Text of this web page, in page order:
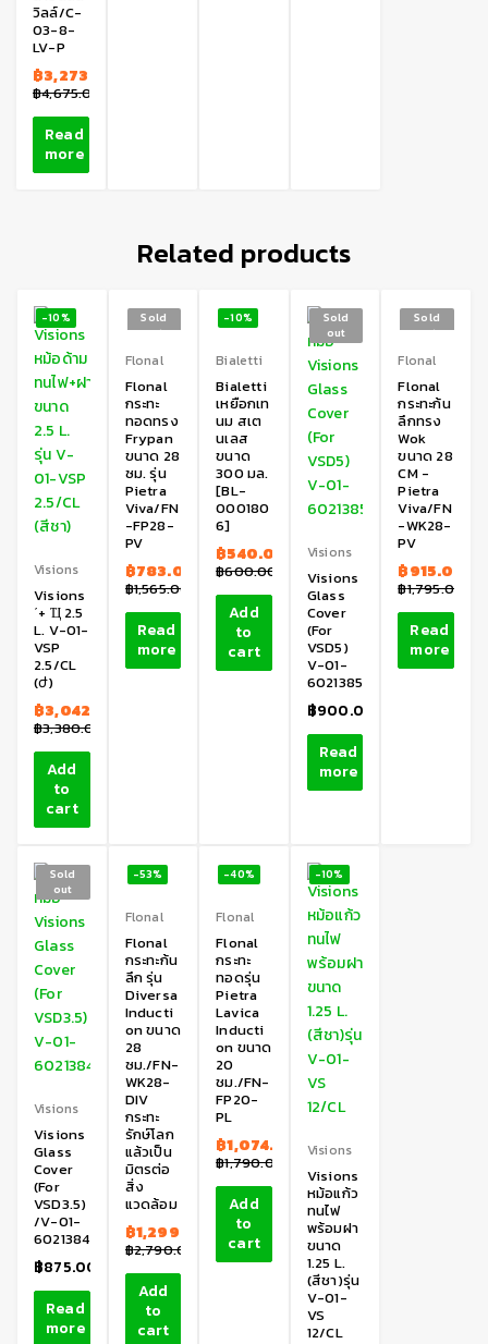
วิลล์/C-
03-8-
LV-P
฿4,675.00
฿3,273.00
Read
more
Related products
-10%
Visions
Visions
ʹ+ Ҵ 2.5
L. V-01-
VSP
2.5/CL
(ժ)
฿3,380.00
฿3,042.00
Add
to
cart
Sold
out
Flonal
Flonal
กระทะ
ทอดทรง
Frypan
ขนาด 28
ซม. รุ่น
Pietra
Viva/FN
-FP28-
PV
฿1,565.00
฿783.00
Read
more
-10%
Bialetti
Bialetti
เหยือกเท
นม สเต
นเลส
ขนาด
300 มล.
[BL-
000180
6]
฿600.00
฿540.00
Add
to
cart
Sold
out
Visions
Visions
Glass
Cover
(For
VSD5)
V-01-
6021385
฿900.00
Read
more
Sold
out
Flonal
Flonal
กระทะก้น
ลึกทรง
Wok
ขนาด 28
CM -
Pietra
Viva/FN
-WK28-
PV
฿1,795.00
฿915.00
Read
more
Sold
out
Visions
Visions
Glass
Cover
(For
VSD3.5)
/V-01-
6021384
฿875.00
Read
more
-53%
Flonal
Flonal
กระทะก้น
ลึก รุ่น
Diversa
Inducti
on ขนาด
28
ซม./FN-
WK28-
DIV
กระทะ
รักษ์โลก
แล้วเป็น
มิตรต่อ
สิ่ง
แวดล้อม
฿2,790.00
฿1,299.00
Add
to
cart
-40%
Flonal
Flonal
กระทะ
ทอดรุ่น
Pietra
Lavica
Inducti
on ขนาด
20
ชม./FN-
FP20-
PL
฿1,790.00
฿1,074.00
Add
to
cart
-10%
Visions
Visions
หม้อแก้ว
ทนไฟ
พร้อมฝา
ขนาด
1.25 L.
(สีชา)รุ่น
V-01-
VS
12/CL